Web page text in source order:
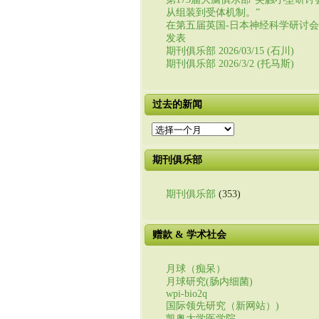
从组装到受体机制。”
在第五届英国-日本神经科学研讨
发表
期刊俱乐部 2026/03/15 (石川)
期刊俱乐部 2026/3/2 (托马斯)
过去的新闻
过
的
新
期刊俱乐部
期刊俱乐部 (353)
赠款 & 学术社会
月球（痴呆）
月球研究(肠内细菌)
wpi-bio2q
国际领先研究（新网站）)